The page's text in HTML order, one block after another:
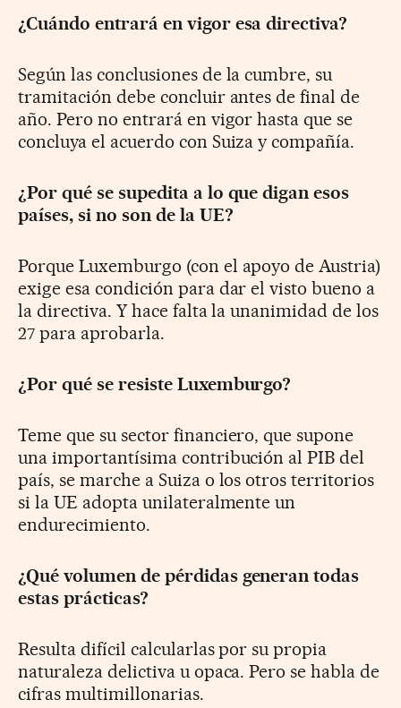
¿Cuándo entrará en vigor esa directiva?
Según las conclusiones de la cumbre, su
tramitación debe concluir antes de final de
año. Pero no entrará en vigor hasta que se
concluya el acuerdo con Suiza y compañía.
¿Por qué se supedita a lo que digan esos
países, si no son de la UE?
Porque Luxemburgo (con el apoyo de Austria)
exige esa condición para dar el visto bueno a
la directiva. Y hace falta la unanimidad de los
27 para aprobarla.
¿Por qué se resiste Luxemburgo?
Teme que su sector financiero, que supone
una importantísima contribución al PIB del
país, se marche a Suiza o los otros territorios
si la UE adopta unilateralmente un
endurecimiento.
¿Qué volumen de pérdidas generan todas
estas prácticas?
Resulta difícil calcularlas por su propia
naturaleza delictiva u opaca. Pero se habla de
cifras multimillonarias.